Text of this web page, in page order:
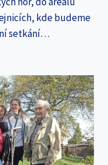
kde budeme
setkání…